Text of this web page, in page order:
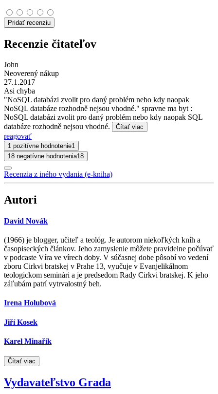
Pridať recenziu
Recenzie čitateľov
John
Neoverený nákup
27.1.2017
Asi chyba
"NoSQL databázi zvolit pro daný problém nebo kdy naopak
NoSQL databáze rozhodně nejsou vhodné." spravne ma byt :
NoSQL databázi zvolit pro daný problém nebo kdy naopak SQL
databáze rozhodně nejsou vhodné.
Čítať viac
reagovať
1 pozitívne hodnotenie1
18 negatívne hodnotenia18
Recenzia z iného vydania (e-kniha)
Autori
David Novák
(1966) je blogger, učiteľ a teológ. Je autorom niekoľkých kníh a
časopiseckých článkov. Jeho zamyslenie môžete pravidelne počúvať
v podcaste Víra ve vírech doby. V súčasnej dobe pôsobí vo vedení
zboru Cirkvi bratskej v Prahe 13, vyučuje v Evanjelikálnom
teologickom seminári a je predsedom Rady Cirkvi bratskej. K jeho
záľubám patrí vytrvalostný beh.
Irena Holubová
Jiří Kosek
Karel Minařík
Čítať viac
Vydavateľstvo Grada